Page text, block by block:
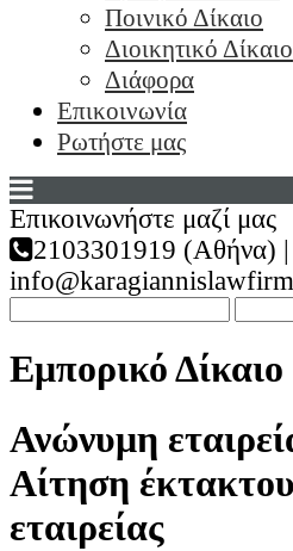
Ποινικό Δίκαιο
Διοικητικό Δίκαιο
Διάφορα
Επικοινωνία
Ρωτήστε μας
Επικοινωνήστε μαζί μας
2103301919 (Αθήνα) |
Εμπορικό Δίκαιο
Ανώνυμη
Αίτηση
εταιρείας